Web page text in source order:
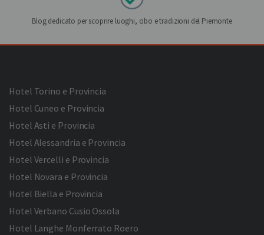
Blog dedicato per scoprire luoghi, cibo e tradizioni del Piemonte
Hotel Torino e Provincia
Hotel Cuneo e Provincia
Hotel Asti e Provincia
Hotel Alessandria e Provincia
Hotel Vercelli e Provincia
Hotel Novara e Provincia
Hotel Biella e Provincia
Hotel Verbano Cusio Ossola
Hotel Langhe Monferrato Roero